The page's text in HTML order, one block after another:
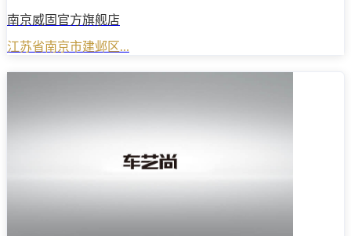
南京威固官方旗舰店
江苏省南京市建邺区...